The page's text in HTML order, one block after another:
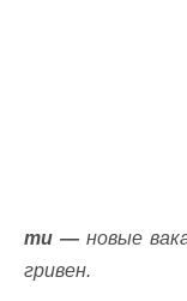
ти — новые
гривен.